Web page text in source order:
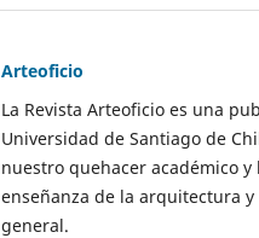
Arteoficio
La Revista Arteoficio es una
Universidad de Santiago de
nuestro quehacer académico
enseñanza de la arquitectura
general.